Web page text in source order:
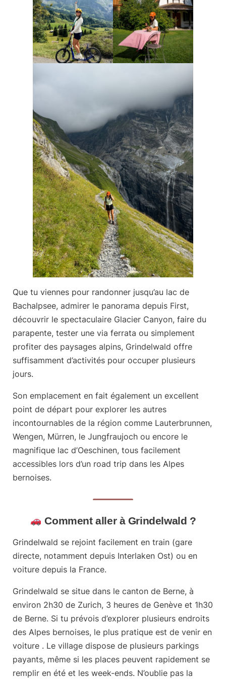
Que tu viennes pour randonner jusqu’au lac de
Bachalpsee, admirer le panorama depuis First,
découvrir le spectaculaire Glacier Canyon, faire du
parapente, tester une via ferrata ou simplement
profiter des paysages alpins, Grindelwald offre
suffisamment d’activités pour occuper plusieurs
jours.
Son emplacement en fait également un excellent
point de départ pour explorer les autres
incontournables de la région comme Lauterbrunnen,
Wengen, Mürren, le Jungfraujoch ou encore le
magnifique lac d’Oeschinen, tous facilement
accessibles lors d’un road trip dans les Alpes
bernoises.
Comment aller à Grindelwald ?
Grindelwald se rejoint facilement en train (gare
directe, notamment depuis Interlaken Ost) ou en
voiture depuis la France.
Grindelwald se situe dans le canton de Berne, à
environ 2h30 de Zurich, 3 heures de Genève et 1h30
de Berne. Si tu prévois d’explorer plusieurs endroits
des Alpes bernoises, le plus pratique est de venir en
voiture . Le village dispose de plusieurs parkings
payants, même si les places peuvent rapidement se
remplir en été et les week-ends. N’oublie pas la